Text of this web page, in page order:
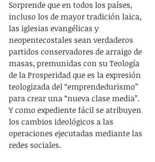
Sorprende que en todos los países,
incluso los de mayor tradición laica,
las iglesias evangélicas y
neopentecostales sean verdaderos
partidos conservadores de arraigo de
masas, premunidas con su Teología
de la Prosperidad que es la expresión
teologizada del “emprendedurismo”
para crear una “nueva clase media”.
Y como expediente fácil se atribuyen
los cambios ideológicos a las
operaciones ejecutadas mediante las
redes sociales.